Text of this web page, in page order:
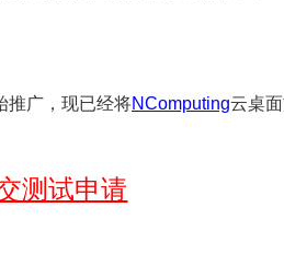
推广，现已经将NComputing云桌
测试申请